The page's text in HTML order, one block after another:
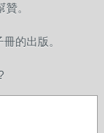
。
的出版。